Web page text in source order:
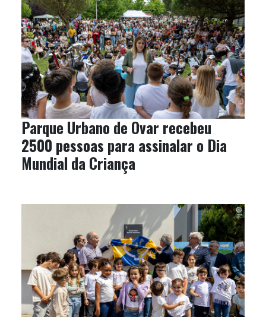
Parque Urbano de Ovar recebeu
2500 pessoas para assinalar o Dia
Mundial da Criança